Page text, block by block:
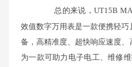
总的来说，UT15B
效值数字万用表是一款便携轻
备，高精准度、超快响应速度
为一款可助力电子电工、维修